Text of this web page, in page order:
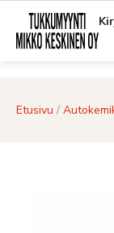
Etusivu /